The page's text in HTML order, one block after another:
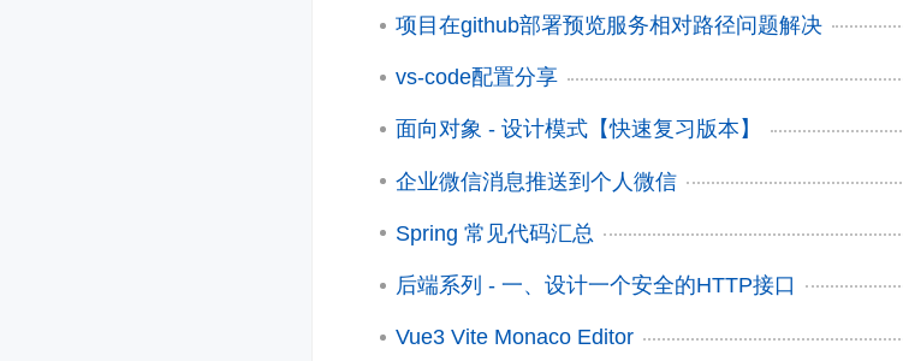
项目在github部署预览服务相对路径问题解决
vs-code配置分享
面向对象 - 设计模式【快速复习版本】
企业微信消息推送到个人微信
Spring 常见代码汇总
后端系列 - 一、设计一个安全的HTTP接口
Vue3 Vite Monaco Editor